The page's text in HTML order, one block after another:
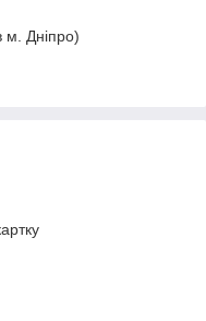
м. Дніпро)